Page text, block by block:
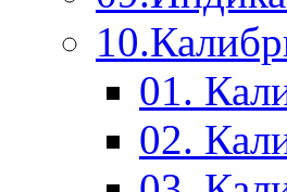
01.
02.